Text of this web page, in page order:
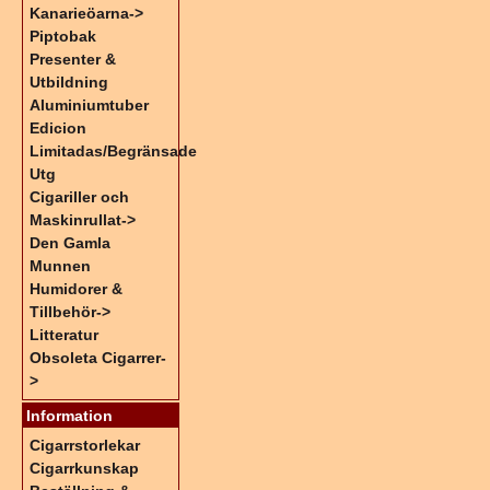
Kanarieöarna->
Piptobak
Presenter &
Utbildning
Aluminiumtuber
Edicion
Limitadas/Begränsade
Utg
Cigariller och
Maskinrullat->
Den Gamla
Munnen
Humidorer &
Tillbehör->
Litteratur
Obsoleta Cigarrer-
>
Information
Cigarrstorlekar
Cigarrkunskap